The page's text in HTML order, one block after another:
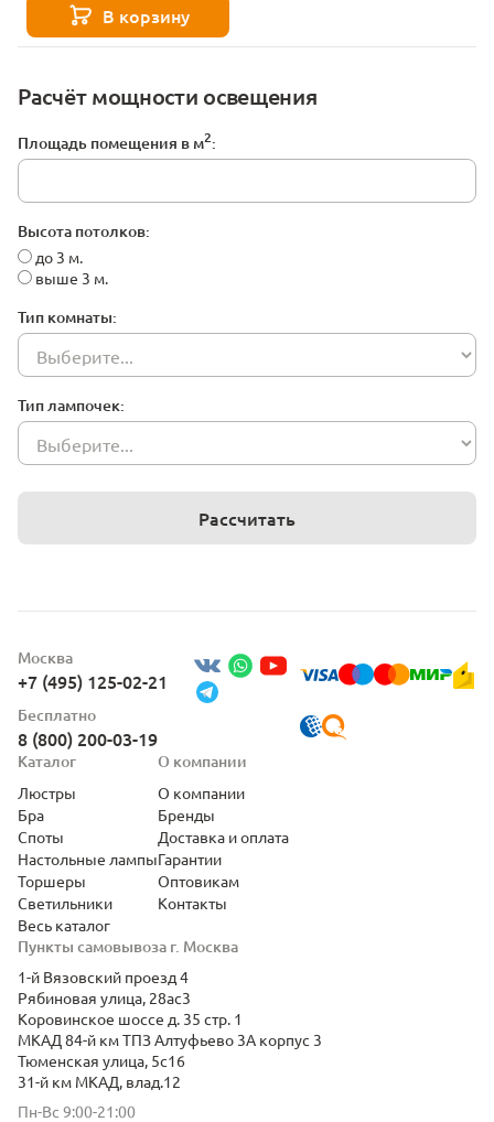
Расчёт мощности освещения
Площадь помещения в м2:
Высота потолков:
до 3 м.
выше 3 м.
Тип комнаты:
Тип лампочек:
Рассчитать
В корзину
Москва
+7 (495) 125-02-21
Бесплатно
8 (800) 200-03-19
Пункты самовывоза г. Москва
1-й Вязовский проезд 4
Рябиновая улица, 28ас3
Коровинское шоссе д. 35 стр. 1
МКАД 84-й км ТПЗ Алтуфьево 3А корпус 3
Тюменская улица, 5с16
31-й км МКАД, влад.12
Пн-Вс 9:00-21:00
Каталог
Люстры
Бра
Споты
Настольные лампы
Торшеры
Светильники
Весь каталог
О компании
О компании
Бренды
Доставка и оплата
Гарантии
Оптовикам
Контакты